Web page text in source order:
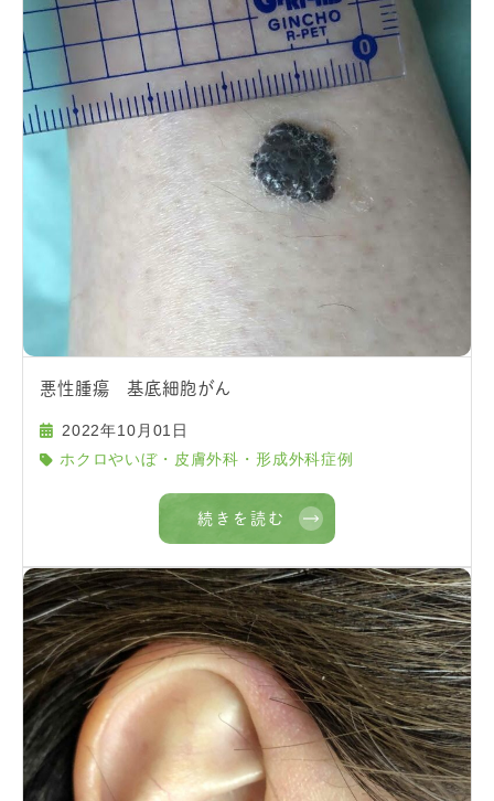
悪性腫瘍 基底細胞がん
2022年10月01日
ホクロやいぼ・皮膚外科・形成外科症例
続きを読む